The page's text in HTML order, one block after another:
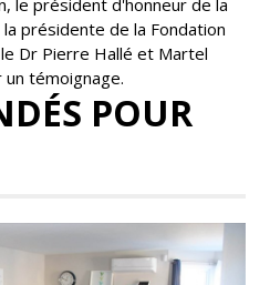
présidente de la Fondation
Dr Pierre Hallé et Martel
témoignage.
POUR